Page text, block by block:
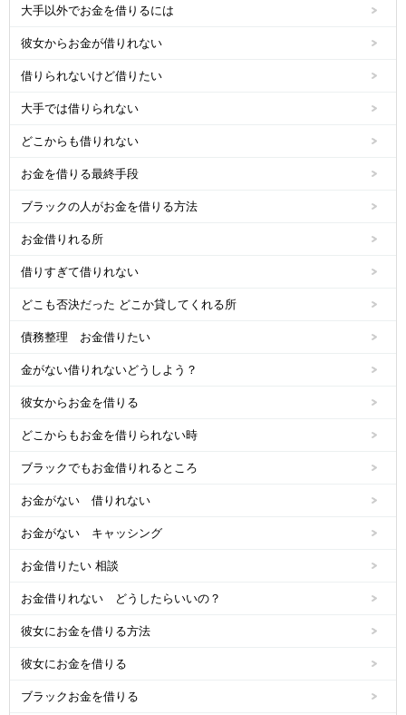
大手以外でお金を借りるには
彼女からお金が借りれない
借りられないけど借りたい
大手では借りられない
どこからも借りれない
お金を借りる最終手段
ブラックの人がお金を借りる方法
お金借りれる所
借りすぎて借りれない
どこも否決だった どこか貸してくれる所
債務整理 お金借りたい
金がない借りれないどうしよう？
彼女からお金を借りる
どこからもお金を借りられない時
ブラックでもお金借りれるところ
お金がない 借りれない
お金がない キャッシング
お金借りたい 相談
お金借りれない どうしたらいいの？
彼女にお金を借りる方法
彼女にお金を借りる
ブラックお金を借りる